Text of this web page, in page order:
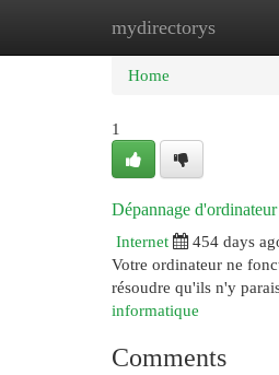
mydirectorys
Home
Home
1
Dépannage
Internet
454 days
Votre ordinateur ne
résoudre qu'ils n'y
informatique
Comments